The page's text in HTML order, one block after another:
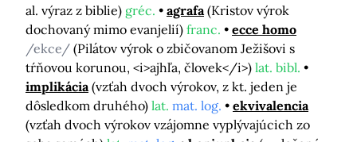
al. výraz z biblie) gréc. agrafa (Kristov výrok
dochovaný mimo evanjelií) franc.
ecce homo
/ekce/ (Pilátov výrok o zbičovanom Ježišovi s
tŕňovou korunou, <i>ajhľa, človek</i>) lat. bibl.
implikácia (vzťah dvoch výrokov, z kt. jeden je
dôsledkom druhého) lat. mat. log.
ekvivalencia
(vzťah dvoch výrokov vzájomne vyplývajúcich zo